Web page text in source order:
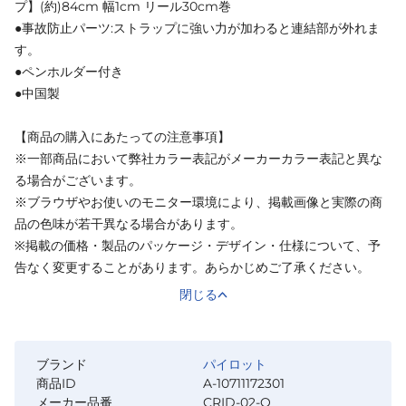
プ】(約)84cm 幅1cm リール30cm巻
●事故防止パーツ:ストラップに強い力が加わると連結部が外れま
す。
●ペンホルダー付き
●中国製
【商品の購入にあたっての注意事項】
※一部商品において弊社カラー表記がメーカーカラー表記と異な
る場合がございます。
※ブラウザやお使いのモニター環境により、掲載画像と実際の商
品の色味が若干異なる場合があります。
※掲載の価格・製品のパッケージ・デザイン・仕様について、予
告なく変更することがあります。あらかじめご了承ください。
閉じる
ブランド
パイロット
商品ID
A-10711172301
メーカー品番
CRID-02-O